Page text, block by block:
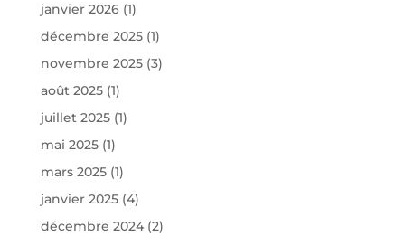
janvier 2026(1)
décembre 2025(1)
novembre 2025(3)
août 2025(1)
juillet 2025(1)
mai 2025(1)
mars 2025(1)
janvier 2025(4)
décembre 2024(2)